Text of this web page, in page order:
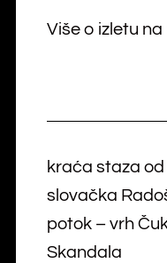
Više o izletu
kraća staza od
slovačka
potok – vrh
Skandala